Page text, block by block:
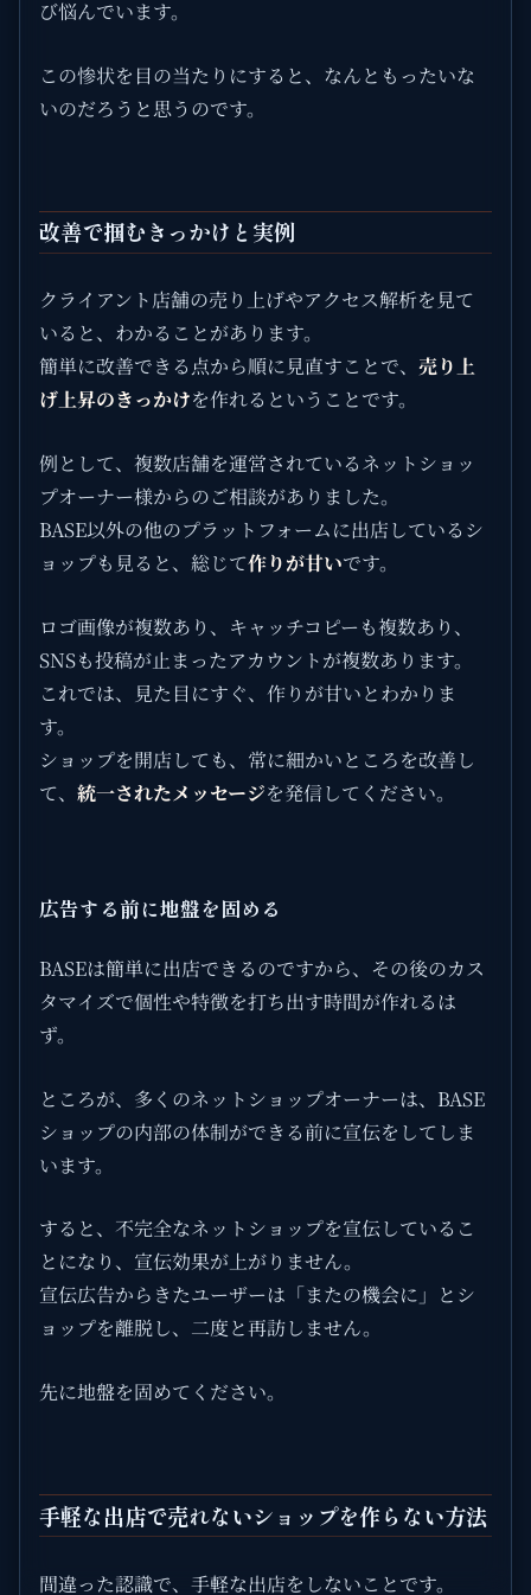
び悩んでいます。
この惨状を目の当たりにすると、なんともったいな
いのだろうと思うのです。
改善で掴むきっかけと実例
クライアント店舗の売り上げやアクセス解析を見て
いると、わかることがあります。
簡単に改善できる点から順に見直すことで、 売り上
げ上昇のきっかけを作れるということです。
例として、複数店舗を運営されているネットショッ
プオーナー様からのご相談がありました。
BASE以外の他のプラットフォームに出店しているシ
ョップも見ると、総じて作りが甘いです。
ロゴ画像が複数あり、キャッチコピーも複数あり、
SNSも投稿が止まったアカウントが複数あります。
これでは、見た目にすぐ、作りが甘いとわかりま
す。
ショップを開店しても、常に細かいところを改善し
て、 統一されたメッセージを発信してください。
広告する前に地盤を固める
BASEは簡単に出店できるのですから、その後のカス
タマイズで個性や特徴を打ち出す時間が作れるは
ず。
ところが、多くのネットショップオーナーは、BASE
ショップの内部の体制ができる前に宣伝をしてしま
います。
すると、不完全なネットショップを宣伝しているこ
とになり、宣伝効果が上がりません。
宣伝広告からきたユーザーは「またの機会に」とシ
ョップを離脱し、二度と再訪しません。
先に地盤を固めてください。
手軽な出店で売れないショップを作らない方法
間違った認識で、手軽な出店をしないことです。